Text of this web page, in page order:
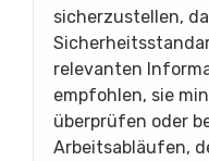
sicherzustellen,
relevanten
empfohlen, sie
überprüfen oder
Arbeitsabläufen,